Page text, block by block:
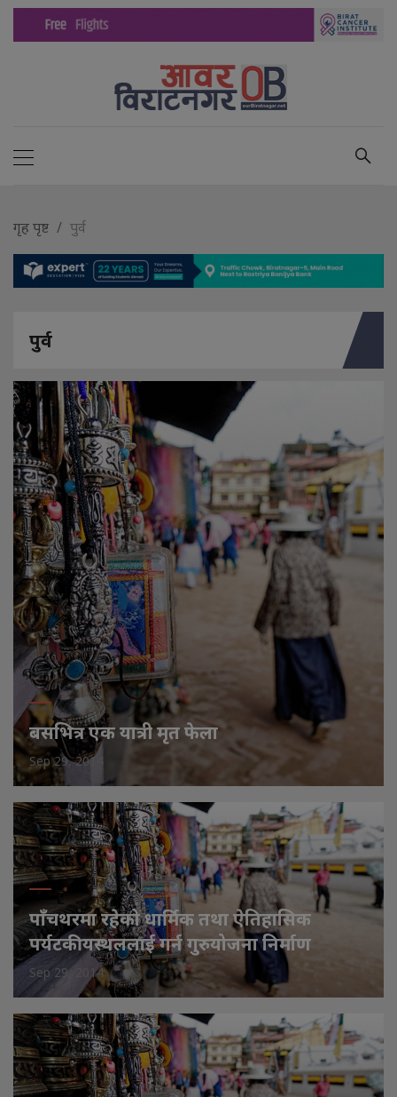
गृह पृष्ट पुर्व
पुर्व
बसभित्र एक यात्री मृत फेला
Sep 29, 2014
पाँचथरमा रहेको धार्मिक तथा ऐतिहासिक
पर्यटकीयस्थललाई गर्न गुरुयोजना निर्माण
Sep 29, 2014